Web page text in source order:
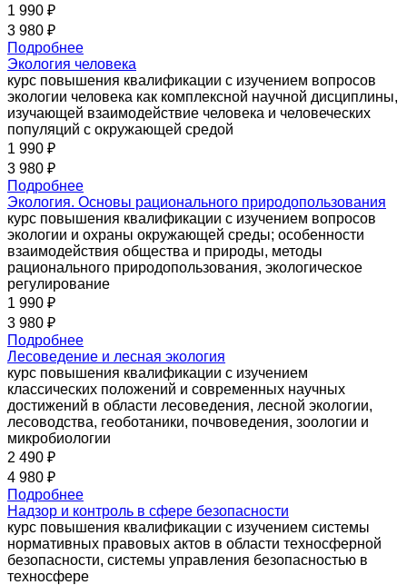
1 990 ₽
3 980 ₽
Подробнее
Экология человека
курс повышения квалификации с изучением вопросов
экологии человека как комплексной научной дисциплины,
изучающей взаимодействие человека и человеческих
популяций с окружающей средой
1 990 ₽
3 980 ₽
Подробнее
Экология. Основы рационального природопользования
курс повышения квалификации с изучением вопросов
экологии и охраны окружающей среды; особенности
взаимодействия общества и природы, методы
рационального природопользования, экологическое
регулирование
1 990 ₽
3 980 ₽
Подробнее
Лесоведение и лесная экология
курс повышения квалификации с изучением
классических положений и современных научных
достижений в области лесоведения, лесной экологии,
лесоводства, геоботаники, почвоведения, зоологии и
микробиологии
2 490 ₽
4 980 ₽
Подробнее
Надзор и контроль в сфере безопасности
курс повышения квалификации с изучением системы
нормативных правовых актов в области техносферной
безопасности, системы управления безопасностью в
техносфере